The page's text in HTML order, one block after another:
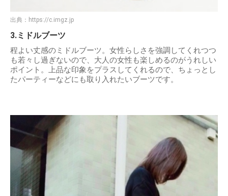
出典： https://c.imgz.jp
3.ミドルブーツ
程よい丈感のミドルブーツ。女性らしさを強調してくれつつ
も若々し過ぎないので、大人の女性も楽しめるのがうれしい
ポイント。上品な印象をプラスしてくれるので、ちょっとし
たパーティーなどにも取り入れたいブーツです。